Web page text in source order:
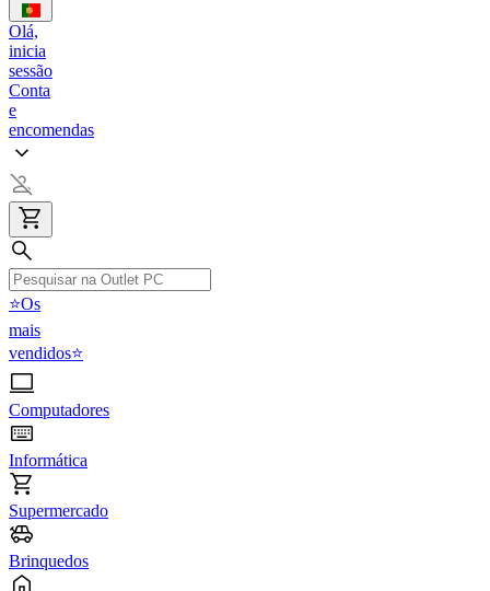
Olá,
inicia
sessão
Conta
e
encomendas
⭐Os
mais
vendidos⭐
Computadores
Informática
Supermercado
Brinquedos